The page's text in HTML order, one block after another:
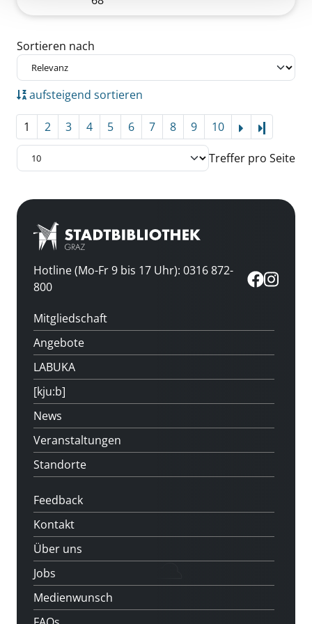
Zu den Suchfiltern springen
Sortieren nach
aufsteigend sortieren
1 2 3 4 5 6 7 8 9 10
Treffer pro Seite
Hotline (Mo-Fr 9 bis 17 Uhr): 0316 872-
800
Mitgliedschaft
Angebote
LABUKA
[kju:b]
News
Veranstaltungen
Standorte
Feedback
Kontakt
Über uns
Jobs
Medienwunsch